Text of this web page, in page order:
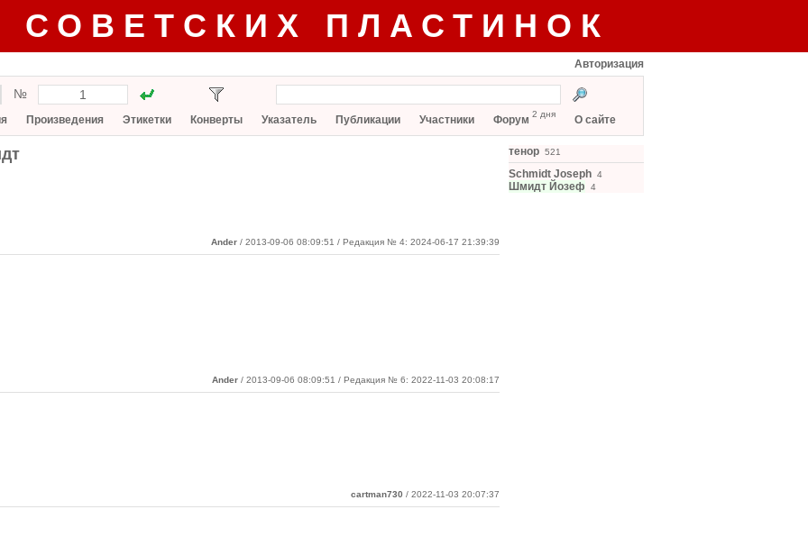
СОВЕТСКИХ ПЛАСТИНОК
Авторизация
№
Произведения Этикетки Конверты Указатель Публикации Участники Форум 2 дня О сайте
Ander / 2013-09-06 08:09:51 / Редакция № 4: 2024-06-17 21:39:39
Ander / 2013-09-06 08:09:51 / Редакция № 6: 2022-11-03 20:08:17
cartman730 / 2022-11-03 20:07:37
тенор 521
Schmidt Joseph 4
Шмидт Йозеф 4